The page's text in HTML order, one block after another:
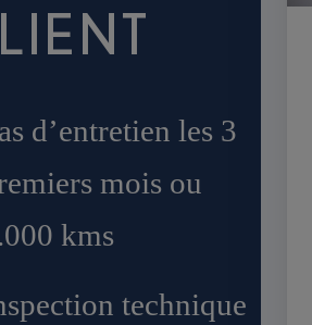
d’entretien les 3
mois ou
kms
technique